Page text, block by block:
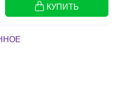
КУПИТЬ